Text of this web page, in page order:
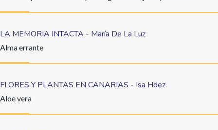
LA MEMORIA INTACTA - María De La Luz
Alma errante
FLORES Y PLANTAS EN CANARIAS - Isa Hdez.
Aloe vera